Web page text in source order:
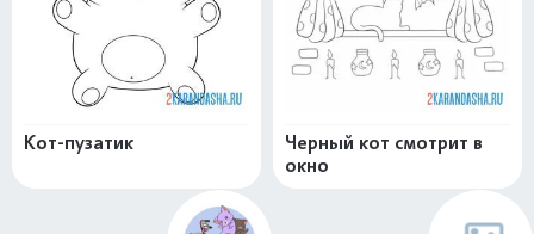
Кот-пузатик
Черный кот смотрит в
окно